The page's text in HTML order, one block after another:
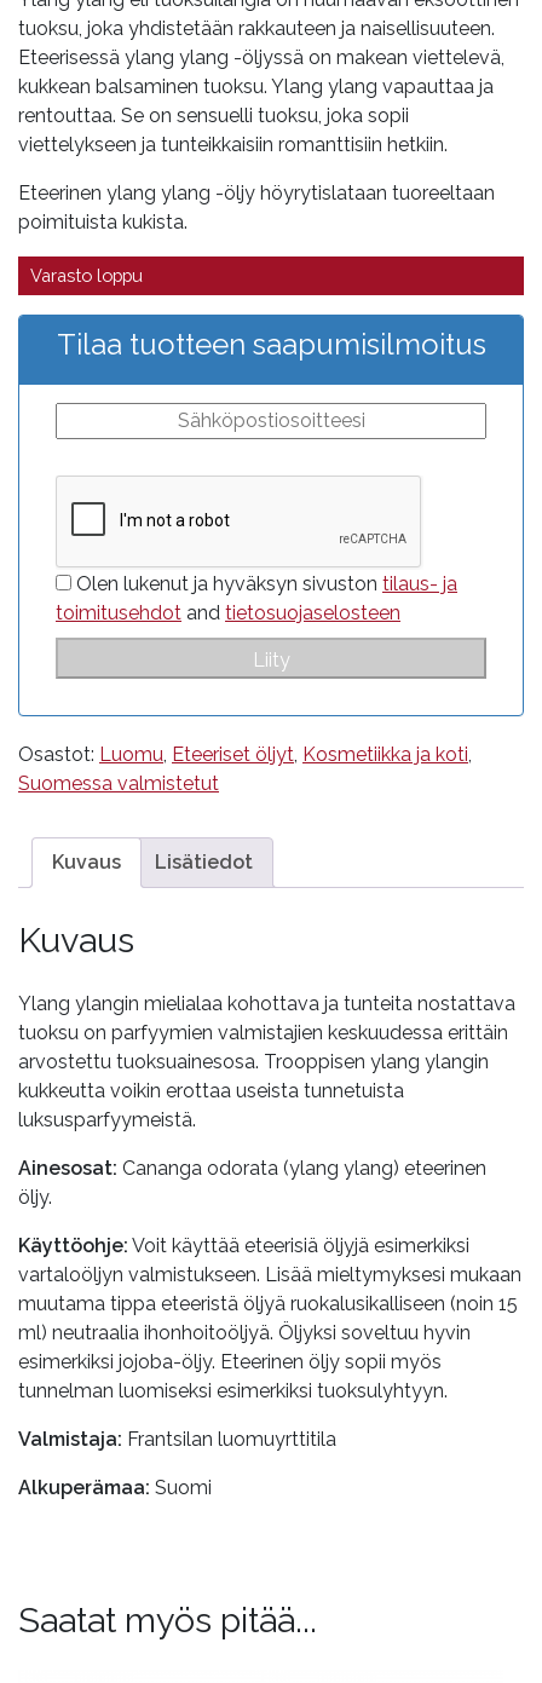
tuoksu, joka yhdistetään rakkauteen ja naisellisuuteen.
Eteerisessä ylang ylang -öljyssä on makean viettelevä,
kukkean balsaminen tuoksu. Ylang ylang vapauttaa ja
rentouttaa. Se on sensuelli tuoksu, joka sopii
viettelykseen ja tunteikkaisiin romanttisiin hetkiin.
Eteerinen ylang ylang -öljy höyrytislataan tuoreeltaan
poimituista kukista.
Varasto loppu
Tilaa tuotteen saapumisilmoitus
Olen lukenut ja hyväksyn sivuston tilaus- ja
toimitusehdot and tietosuojaselosteen
Osastot: Luomu, Eteeriset öljyt, Kosmetiikka ja koti,
Suomessa valmistetut
Kuvaus Lisätiedot
Kuvaus
Ylang ylangin mielialaa kohottava ja tunteita nostattava
tuoksu on parfyymien valmistajien keskuudessa erittäin
arvostettu tuoksuainesosa. Trooppisen ylang ylangin
kukkeutta voikin erottaa useista tunnetuista
luksusparfyymeistä.
Ainesosat: Cananga odorata (ylang ylang) eteerinen
öljy.
Käyttöohje: Voit käyttää eteerisiä öljyjä esimerkiksi
vartaloöljyn valmistukseen. Lisää mieltymyksesi mukaan
muutama tippa eteeristä öljyä ruokalusikalliseen (noin 15
ml) neutraalia ihonhoitoöljyä. Öljyksi soveltuu hyvin
esimerkiksi jojoba-öljy. Eteerinen öljy sopii myös
tunnelman luomiseksi esimerkiksi tuoksulyhtyyn.
Valmistaja: Frantsilan luomuyrttitila
Alkuperämaa: Suomi
Saatat myös pitää...